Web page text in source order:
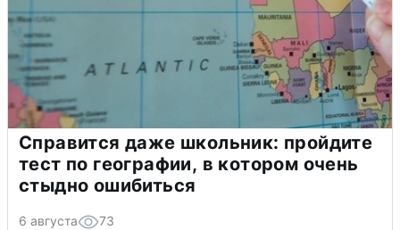
Справится даже школьник: пройдите
тест по географии, в котором очень
стыдно ошибиться
6 августа 73